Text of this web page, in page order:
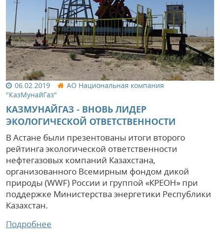
06.02.2019
АО Национальная компания
"КазМунайГаз"
КАЗМУНАЙГАЗ - ВНОВЬ ЛИДЕР
ЭКОЛОГИЧЕСКОЙ ОТВЕТСТВЕННОСТИ
В Астане были презентованы итоги второго
рейтинга экологической ответственности
нефтегазовых компаний Казахстана,
организованного Всемирным фондом дикой
природы (WWF) России и группой «КРЕОН» при
поддержке Министерства энергетики Республики
Казахстан.
Подробнее